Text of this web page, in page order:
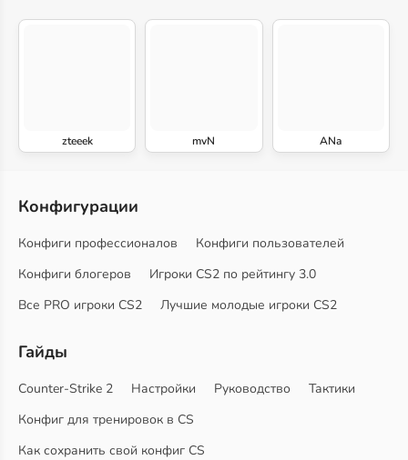
zteeek mvN ANa
Конфигурации
Конфиги профессионалов
Конфиги пользователей
Конфиги блогеров
Игроки CS2 по рейтингу 3.0
Все PRO игроки CS2
Лучшие молодые игроки CS2
Гайды
Counter-Strike 2 Настройки Руководство
Тактики
Конфиг для тренировок в CS
Как сохранить свой конфиг CS